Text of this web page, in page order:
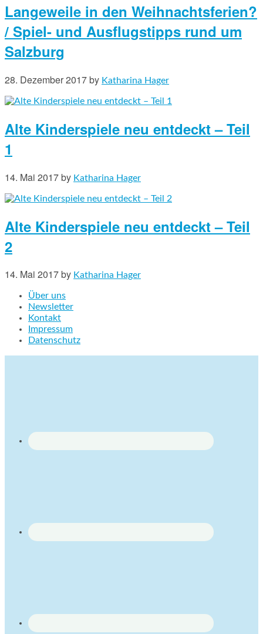
Langeweile in den Weihnachtsferien?
/ Spiel- und Ausflugstipps rund um
Salzburg
28. Dezember 2017by Katharina Hager
Alte Kinderspiele neu entdeckt – Teil
1
14. Mai 2017by Katharina Hager
Alte Kinderspiele neu entdeckt – Teil
2
14. Mai 2017by Katharina Hager
Über uns
Newsletter
Kontakt
Impressum
Datenschutz